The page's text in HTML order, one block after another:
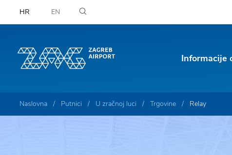
HR EN
Informacije
Naslovna Putnici U zračnoj luci Trgovine Relay